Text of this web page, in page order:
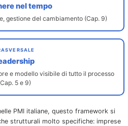
nel tempo
gestione del cambiamento (Cap. 9)
e modello visibile di tutto il processo
5 e 9)
PMI italiane, questo framework si
strutturali molto specifiche: imprese